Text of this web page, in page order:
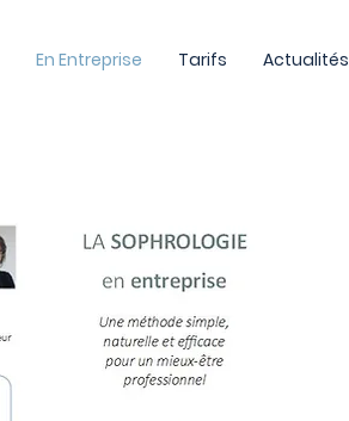
En Entreprise Tarifs Actualités